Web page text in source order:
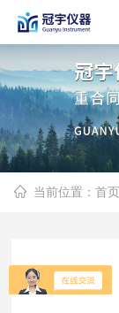
当前位置：首页